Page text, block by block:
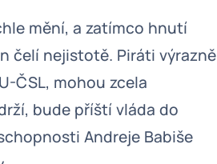
mění, a zatímco hnutí
čelí nejistotě. Piráti výrazně
ČSL, mohou zcela
bude příští vláda do
Andreje Babiše